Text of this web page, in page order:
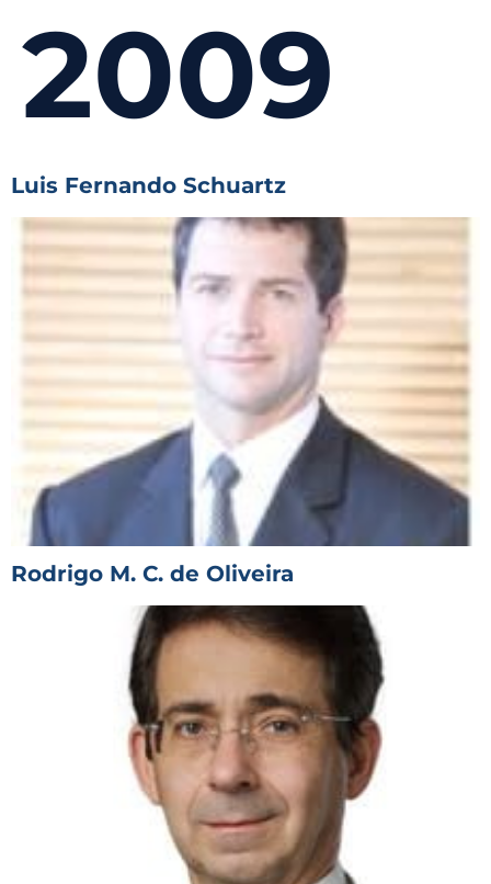
2009
Luis Fernando Schuartz
Rodrigo M. C. de Oliveira